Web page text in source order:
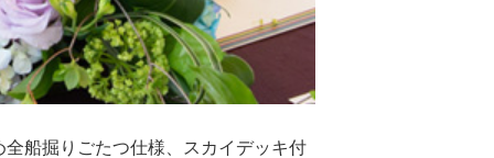
船掘りごたつ仕様、スカイデッキ付